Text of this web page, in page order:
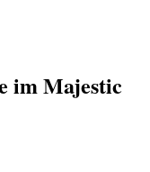
im Majestic